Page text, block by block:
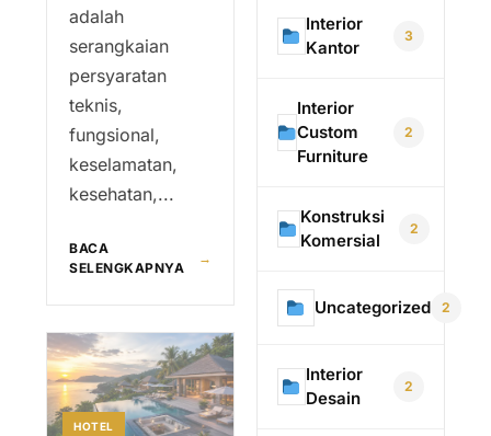
adalah
serangkaian
persyaratan
teknis,
fungsional,
keselamatan,
kesehatan,...
BACA
SELENGKAPNYA
→
HOTEL
Interior
Kantor
3
Interior
Custom
Furniture
2
Konstruksi
Komersial
2
Uncategorized 2
Interior
Desain
2